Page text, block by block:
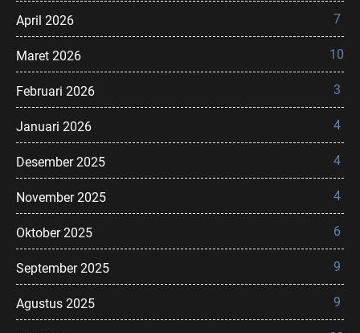
April 2026 7
Maret 2026 10
Februari 2026 3
Januari 2026 4
Desember 2025 4
November 2025 4
Oktober 2025 6
September 2025 9
Agustus 2025 9